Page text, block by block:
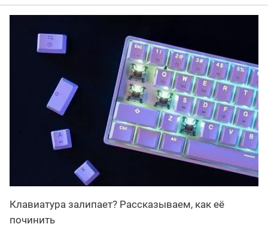
Клавиатура залипает? Рассказываем, как её
починить